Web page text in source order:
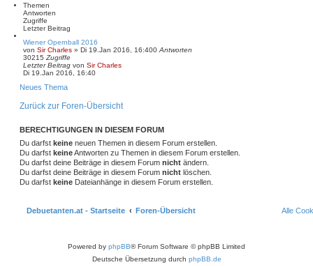
t
e
u
c
Themen
Antworten
Zugriffe
Letzter Beitrag
Wiener Opernball 2016
von Sir Charles » Di 19.Jan 2016, 16:400 Antworten
30215 Zugriffe
Letzter Beitrag von Sir Charles
Di 19.Jan 2016, 16:40
Neues Thema
Zurück zur Foren-Übersicht
BERECHTIGUNGEN IN DIESEM FORUM
Du darfst keine neuen Themen in diesem Forum erstellen.
Du darfst keineAntworten zu Themen in diesem Forum erstellen.
Du darfst deine Beiträge in diesem Forum nicht ändern.
Du darfst deine Beiträge in diesem Forum nicht löschen.
Du darfst keine Dateianhänge in diesem Forum erstellen.
Debuetanten.at - Startseite Foren-Übersicht Alle
Powered by phpBB® Forum Software © phpBB Limited
Deutsche Übersetzung durch phpBB.de